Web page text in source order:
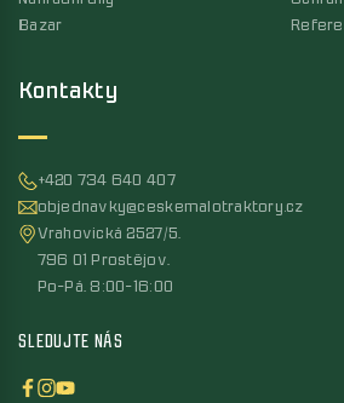
Kontakty
+420 734 640 407
objednavky@ceskemalotraktory.cz
Vrahovická 2527/5,
796 01 Prostějov,
Po-Pá, 8:00-16:00
SLEDUJTE NÁS
Bazar